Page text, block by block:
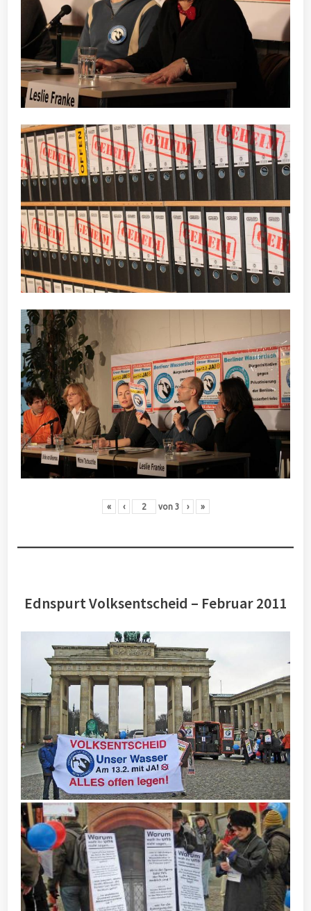
« ‹ von 3 › »
Ednspurt Volksentscheid – Februar 2011